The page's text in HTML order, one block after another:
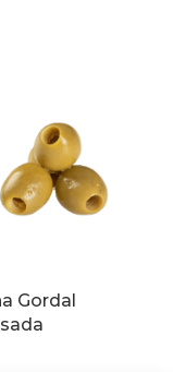
Gordal